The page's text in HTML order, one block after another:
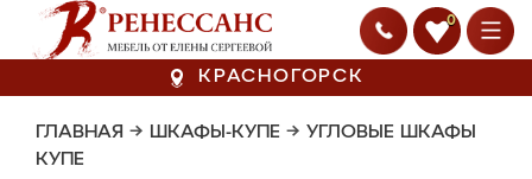
0
КРАСНОГОРСК
ГЛАВНАЯ → ШКАФЫ-КУПЕ → УГЛОВЫЕ ШКАФЫ
КУПЕ